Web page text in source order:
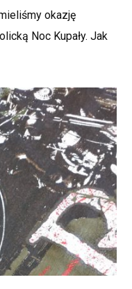
okazję
Noc Kupały. Jak